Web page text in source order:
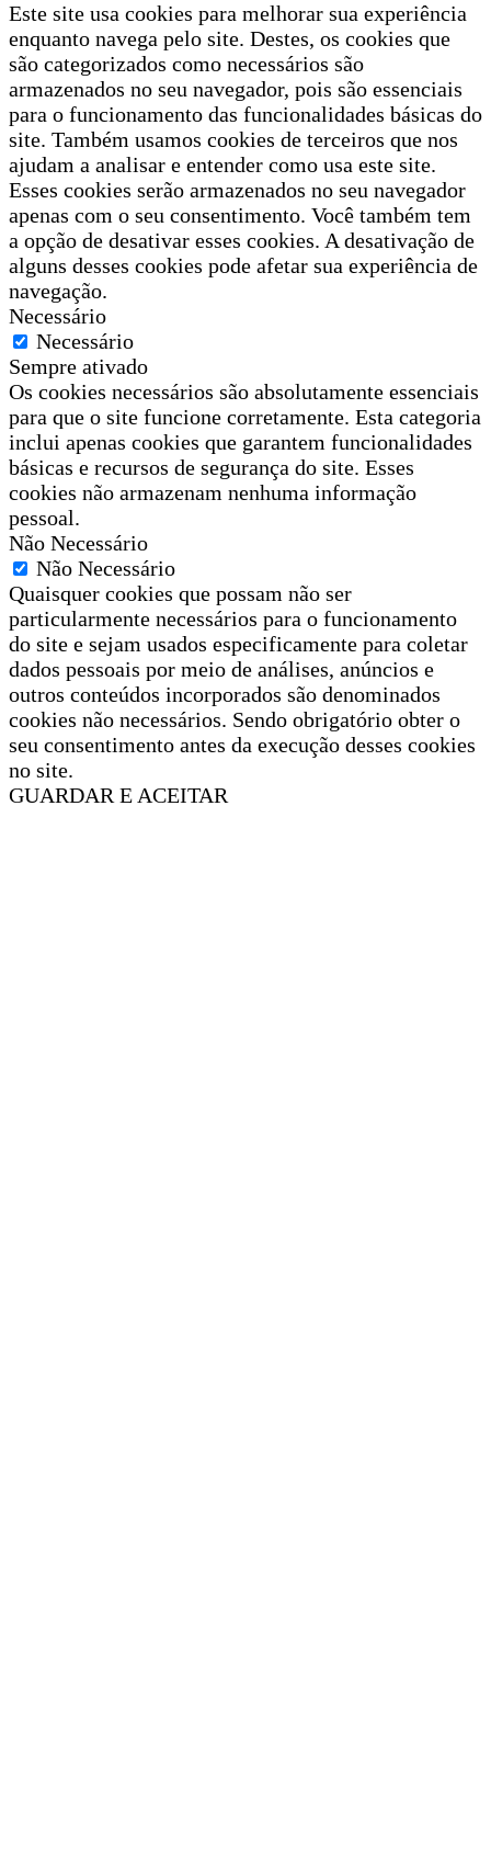
Este site usa cookies para melhorar sua experiência
enquanto navega pelo site. Destes, os cookies que
são categorizados como necessários são
armazenados no seu navegador, pois são essenciais
para o funcionamento das funcionalidades básicas do
site. Também usamos cookies de terceiros que nos
ajudam a analisar e entender como usa este site.
Esses cookies serão armazenados no seu navegador
apenas com o seu consentimento. Você também tem
a opção de desativar esses cookies. A desativação de
alguns desses cookies pode afetar sua experiência de
navegação.
Necessário
Necessário
Sempre ativado
Os cookies necessários são absolutamente essenciais
para que o site funcione corretamente. Esta categoria
inclui apenas cookies que garantem funcionalidades
básicas e recursos de segurança do site. Esses
cookies não armazenam nenhuma informação
pessoal.
Não Necessário
Não Necessário
Quaisquer cookies que possam não ser
particularmente necessários para o funcionamento
do site e sejam usados especificamente para coletar
dados pessoais por meio de análises, anúncios e
outros conteúdos incorporados são denominados
cookies não necessários. Sendo obrigatório obter o
seu consentimento antes da execução desses cookies
no site.
GUARDAR E ACEITAR